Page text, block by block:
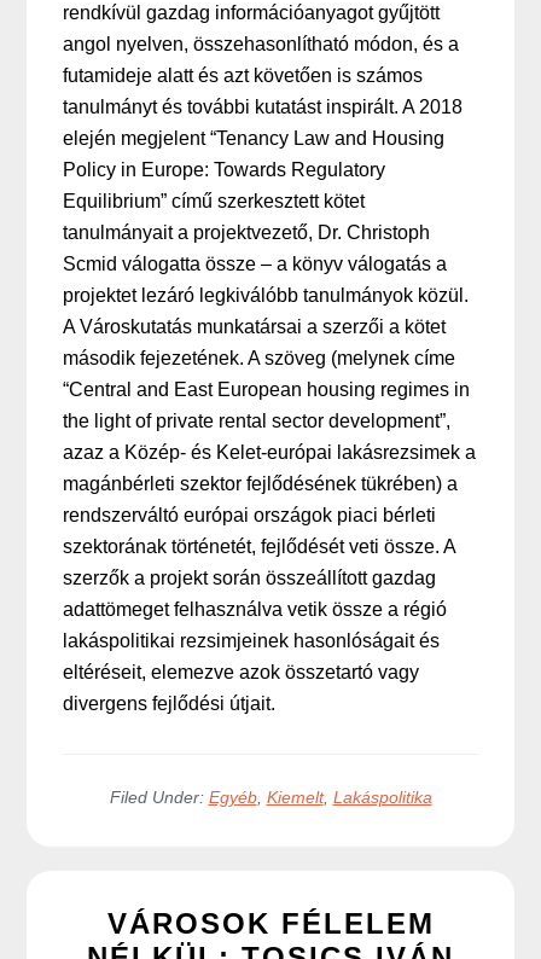
rendkívül gazdag információanyagot gyűjtött
angol nyelven, összehasonlítható módon, és a
futamideje alatt és azt követően is számos
tanulmányt és további kutatást inspirált. A 2018
elején megjelent “Tenancy Law and Housing
Policy in Europe:Towards Regulatory
Equilibrium” című szerkesztett kötet
tanulmányait a projektvezető, Dr. Christoph
Scmid válogatta össze – a könyv válogatás a
projektet lezáró legkiválóbb tanulmányok közül.
A Városkutatás munkatársai a szerzői a kötet
második fejezetének. A szöveg (melynek címe
“Central and East European housing regimes in
the light of private rental sector development”,
azaz a Közép- és Kelet-európai lakásrezsimek a
magánbérleti szektor fejlődésének tükrében) a
rendszerváltó európai országok piaci bérleti
szektorának történetét, fejlődését veti össze. A
szerzők a projekt során összeállított gazdag
adattömeget felhasználva vetik össze a régió
lakáspolitikai rezsimjeinek hasonlóságait és
eltéréseit, elemezve azok összetartó vagy
divergens fejlődési útjait.
Filed Under: Egyéb, Kiemelt, Lakáspolitika
VÁROSOK FÉLELEM